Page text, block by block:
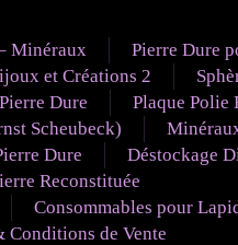
Minéraux
Pierre Dure
et Créations 2
Dure
Plaque Polie
Scheubeck)
Dure
Déstockage
Reconstituée
Consommables pour
Conditions de Vente